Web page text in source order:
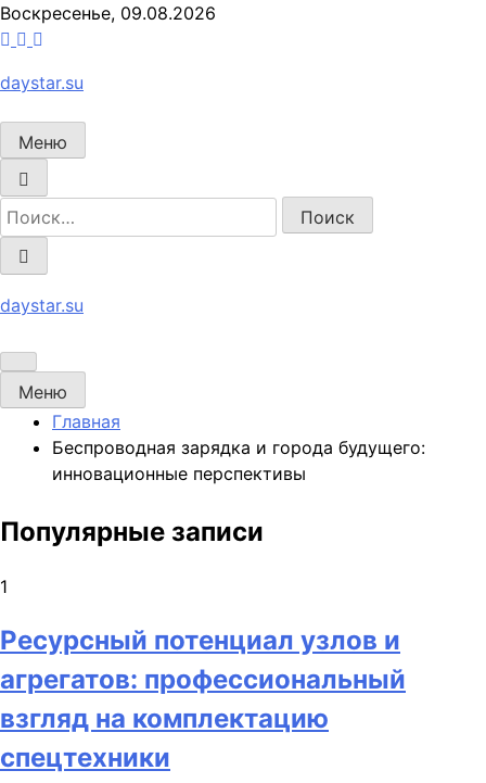
Перейти
к
Воскресенье, 09.08.2026
daystar.su
Меню
daystar.su
Меню
Главная
Беспроводная зарядка и города будущего:
инновационные перспективы
Популярные записи
1
Ресурсный потенциал узлов и
агрегатов: профессиональный
взгляд на комплектацию
спецтехники